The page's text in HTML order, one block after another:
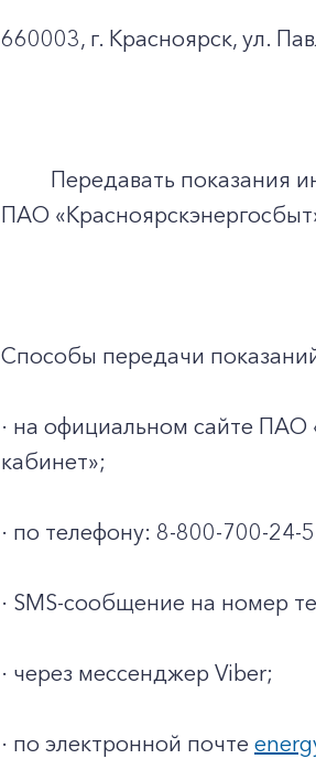
660003, г. Красноярск, ул.
Передавать показания
ПАО
Способы передачи
· на официальном сайте ПАО
кабинет»;
· по телефону: 8-800-700-24-
· SMS-сообщение на номер
· через мессенджер Viber;
· по электронной почте